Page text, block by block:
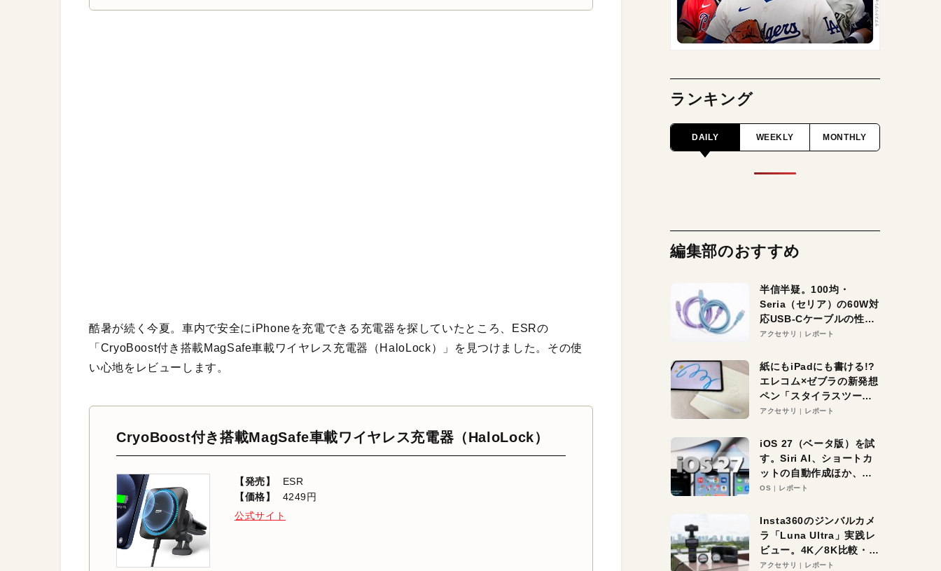
酷暑が続く今夏。車内で安全にiPhoneを充電できる充電器を探していたところ、ESRの
「CryoBoost付き搭載MagSafe車載ワイヤレス充電器（HaloLock）」を見つけました。その使
い心地をレビューします。
CryoBoost付き搭載MagSafe車載ワイヤレス充電器（HaloLock）
【発売】
ESR
【価格】
4249円
公式サイト
ランキング
DAILY WEEKLY MONTHLY
編集部のおすすめ
半信半疑。100均・
Seria（セリア）の60W対
応USB-Cケーブルの性能
を検証。超コスパの1本を
アクセサリ レポート
紙にもiPadにも書ける!?
エレコム×ゼブラの新発想
ペン「スタイラスツーウ
ェイ」レビュー。持ち替
アクセサリ レポート
iOS 27（ベータ版）を試
す。Siri AI、ショートカ
ットの自動作成ほか、期
待大の便利機能5選。
る未来はすぐそこ！
OS レポート
Insta360のジンバルカメ
ラ「Luna Ultra」実践レ
ビュー。4K／8K比較・ズ
ーム・夜間撮影をチェッ
アクセサリ レポート